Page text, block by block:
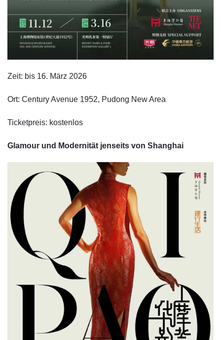
Zeit: bis 16. März 2026
Ort: Century Avenue 1952, Pudong New Area
Ticketpreis: kostenlos
Glamour und Modernität jenseits von Shanghai